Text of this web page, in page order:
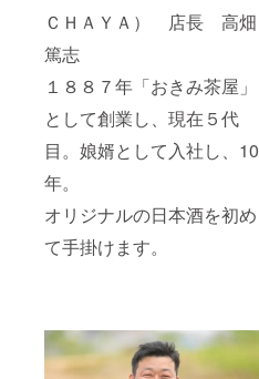
ＣＨＡＹＡ） 店長 高畑
篤志
１８８７年「おきみ茶屋」
として創業し、現在５代
目。娘婿として入社し、10
年。
オリジナルの日本酒を初め
て手掛けます。